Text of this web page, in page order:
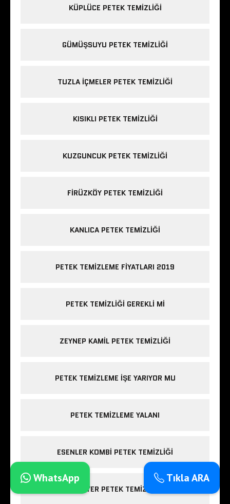
KÜPLÜCE PETEK TEMIZLIĞI
GÜMÜŞSUYU PETEK TEMIZLIĞI
TUZLA IÇMELER PETEK TEMIZLIĞI
KISIKLI PETEK TEMIZLIĞI
KUZGUNCUK PETEK TEMIZLIĞI
FIRÜZKÖY PETEK TEMIZLIĞI
KANLICA PETEK TEMIZLIĞI
PETEK TEMIZLEME FIYATLARI 2019
PETEK TEMIZLIĞI GEREKLI MI
ZEYNEP KAMIL PETEK TEMIZLIĞI
PETEK TEMIZLEME IŞE YARIYOR MU
PETEK TEMIZLEME YALANI
ESENLER KOMBI PETEK TEMIZLIĞI
SARIYER PETEK TEMIZLIĞI
Tıkla ARA
WhatsApp